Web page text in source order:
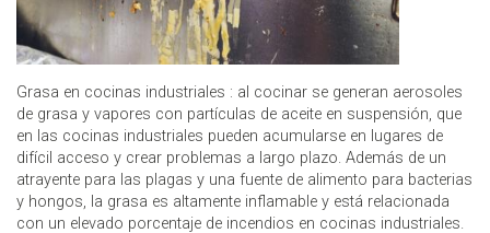
Grasa en cocinas industriales : al cocinar se generan aerosoles
de grasa y vapores con partículas de aceite en suspensión, que
en las cocinas industriales pueden acumularse en lugares de
difícil acceso y crear problemas a largo plazo. Además de un
atrayente para las plagas y una fuente de alimento para bacterias
y hongos, la grasa es altamente inflamable y está relacionada
con un elevado porcentaje de incendios en cocinas industriales.